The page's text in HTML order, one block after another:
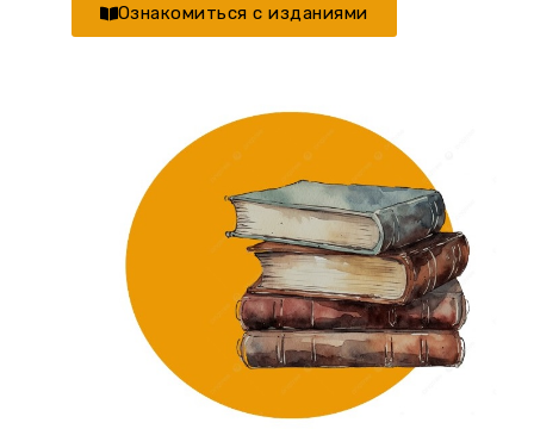
Ознакомиться с изданиями